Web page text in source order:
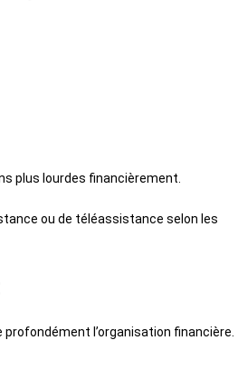
plus lourdes financièrement.
ou de téléassistance selon les
l’organisation financière.